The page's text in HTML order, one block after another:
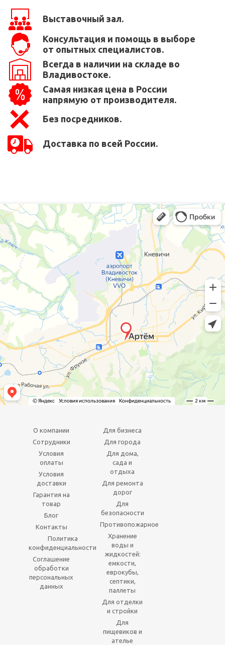
Выставочный зал.
Консультация и помощь в выборе
от опытных специалистов.
Всегда в наличии на складе во
Владивостоке.
Самая низкая цена в России
напрямую от производителя.
Без посредников.
Доставка по всей России.
О компании
Сотрудники
Условия
оплаты
Условия
доставки
Гарантия на
товар
Блог
Контакты
Политика
конфиденциальности
Соглашение
обработки
персональных
данных
Для бизнеса
Для города
Для дома,
сада и
отдыха
Для ремонта
дорог
Для
безопасности
Противопожарное
Хранение
воды и
жидкостей:
емкости,
еврокубы,
септики,
паллеты
Для отделки
и стройки
Для
пищевиков и
ателье